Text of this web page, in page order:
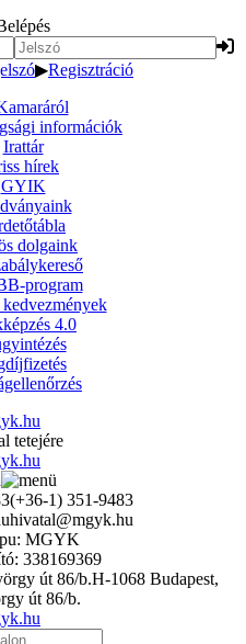
▶Regisztráció
információk
Irattár
hírek
GYIK
dolgaink
program
4.0
(+36-1) 351-9483
hivatal@mgyk.hu
MGYK
338169369
H-1068 Budapest,
út 86/b.